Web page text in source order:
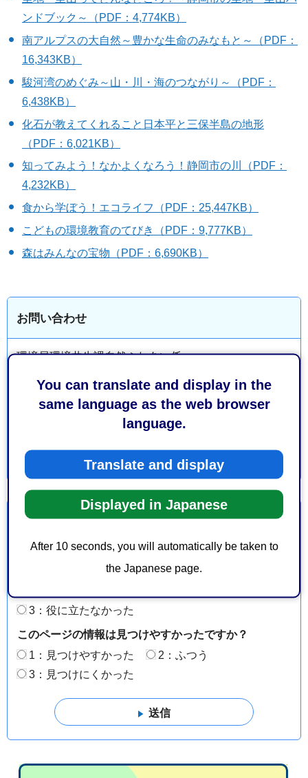
You can translate and display in the
same language as the web browser
language.
Translate and display
Displayed in Japanese
After 10 seconds, you will automatically be taken to
the Japanese page.
ンドブック～（PDF：4,774KB）
南アルプスの大自然～豊かな生命のみなもと～（PDF：
16,343KB）
駿河湾のめぐみ～山・川・海のつながり～（PDF：
6,438KB）
化石が教えてくれること日本平と三保半島の地形
（PDF：6,021KB）
知ってみよう！なかよくなろう！静岡市の川（PDF：
4,232KB）
食から学ぼう！エコライフ（PDF：25,447KB）
こどもの環境教育のてびき（PDF：9,777KB）
森はみんなの宝物（PDF：6,690KB）
お問い合わせ
環境局環境共生課自然ふれあい係
ファックス番号：054-221-1492
より良いウェブサイトにするためにみなさまのご意
このページの情報は役に立ちましたか？
3：役に立たなかった
このページの情報は見つけやすかったですか？
1：見つけやすかった
2：ふつう
3：見つけにくかった